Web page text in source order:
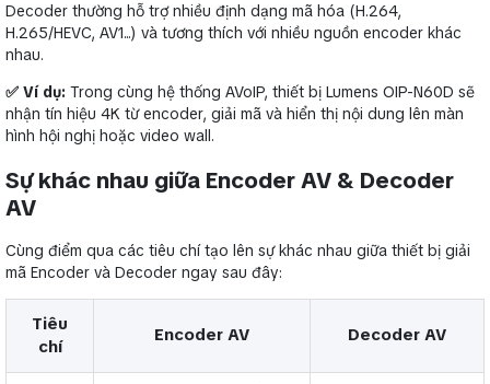
Decoder thường hỗ trợ nhiều định dạng mã hóa (H.264,
H.265/HEVC, AV1...) và tương thích với nhiều nguồn encoder khác
nhau.
✅ Ví dụ: Trong cùng hệ thống AVoIP, thiết bị Lumens OIP-N60D sẽ
nhận tín hiệu 4K từ encoder, giải mã và hiển thị nội dung lên màn
hình hội nghị hoặc video wall.
Sự khác nhau giữa Encoder AV & Decoder
AV
Cùng điểm qua các tiêu chí tạo lên sự khác nhau giữa thiết bị giải
mã Encoder và Decoder ngay sau đây:
Tiêu
chí
Encoder AV Decoder AV